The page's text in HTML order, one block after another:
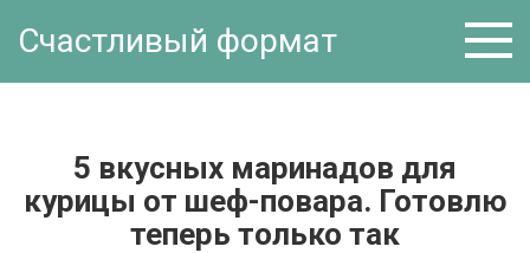
Счастливый формат
5 вкусных маринадов для
курицы от шеф-повара. Готовлю
теперь только так